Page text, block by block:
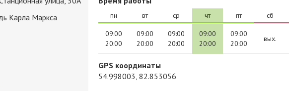
Карла Маркса
пн
09:00
20:00
вт
09:00
20:00
ср
09:00
20:00
чт
09:00
20:00
пт
09:00
20:00
сб
вых.
GPS координаты
54.998003, 82.853056